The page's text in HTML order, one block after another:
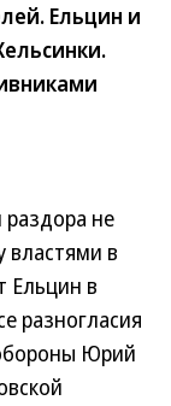
Ельцин и
не
властями в
Ельцин в
разногласия
Юрий